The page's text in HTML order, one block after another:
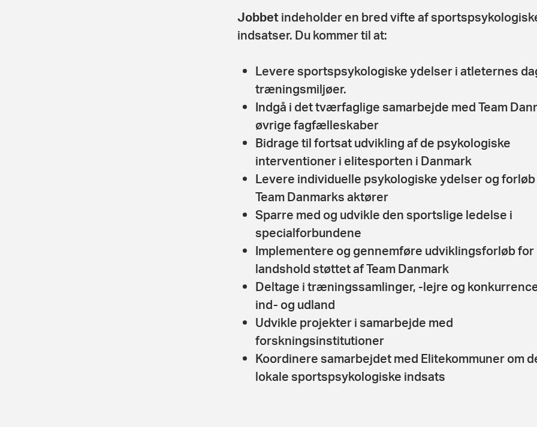
Jobbetindeholder en bred vifte af
indsatser. Du kommer til at:
Levere sportspsykologiske ydelser i atleternes
træningsmiljøer.
Indgå i det tværfaglige samarbejde med Team
øvrige fagfælleskaber
Bidrage til fortsat udvikling af de psykologiske
interventioner i elitesporten i Danmark
Levere individuelle psykologiske ydelser og
Team Danmarks aktører
Sparre med og udvikle den sportslige ledelse i
specialforbundene
Implementere og gennemføre udviklingsforløb for
landshold støttet af Team Danmark
Deltage i træningssamlinger, -lejre og
ind- og udland
Udvikle projekter i samarbejde med
forskningsinstitutioner
Koordinere samarbejdet med Elitekommuner om
lokale sportspsykologiske indsats